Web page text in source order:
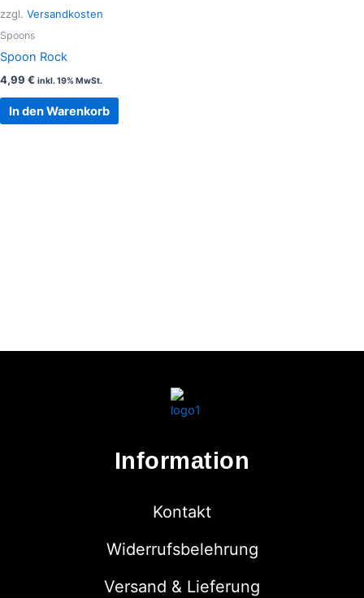
zzgl. Versandkosten
Spoons
Spoon Rock
4,99 € inkl. 19% MwSt.
In den Warenkorb
Information
Kontakt
Widerrufsbelehrung
Versand & Lieferung